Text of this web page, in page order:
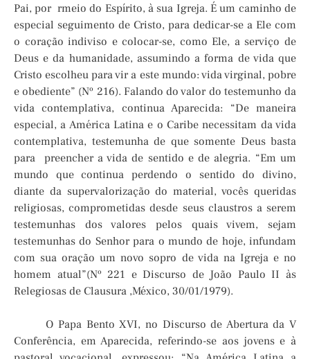
Pai, por rmeio do Espírito, à sua Igreja. É um caminho de
especial seguimento de Cristo, para dedicar-se a Ele com
o coração indiviso e colocar-se, como Ele, a serviço de
Deus e da humanidade, assumindo a forma de vida que
Cristo escolheu para vir a este mundo: vida virginal, pobre
e obediente” (Nº 216). Falando do valor do testemunho da
vida contemplativa, continua Aparecida: “De maneira
especial, a América Latina e o Caribe necessitam da vida
contemplativa, testemunha de que somente Deus basta
para preencher a vida de sentido e de alegria. “Em um
mundo que continua perdendo o sentido do divino,
diante da supervalorização do material, vocês queridas
religiosas, comprometidas desde seus claustros a serem
testemunhas dos valores pelos quais vivem, sejam
testemunhas do Senhor para o mundo de hoje, infundam
com sua oração um novo sopro de vida na Igreja e no
homem atual”(Nº 221 e Discurso de João Paulo II às
Relegiosas de Clausura ,México, 30/01/1979).
O Papa Bento XVI, no Discurso de Abertura da V
Conferência, em Aparecida, referindo-se aos jovens e à